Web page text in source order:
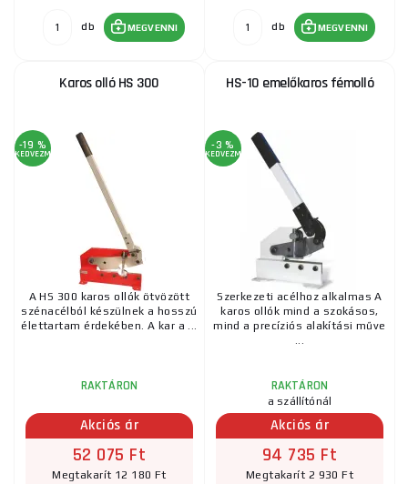
db MEGVENNI db MEGVENNI
Karos olló HS 300
-19 %
KEDVEZMÉNY
A HS 300 karos ollók ötvözött
szénacélból készülnek a hosszú
élettartam érdekében. A kar a ...
RAKTÁRON
Akciós ár
52 075 Ft
Megtakarít 12 180 Ft
HS-10 emelőkaros fémolló
-3 %
KEDVEZMÉNY
Szerkezeti acélhoz alkalmas A
karos ollók mind a szokásos,
mind a precíziós alakítási műve
...
RAKTÁRON
a szállítónál
Akciós ár
94 735 Ft
Megtakarít 2 930 Ft